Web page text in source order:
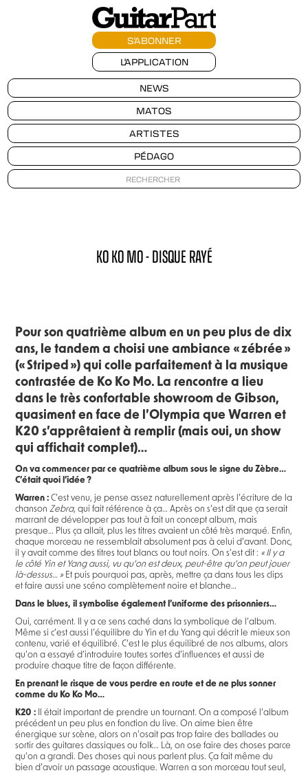
S'ABONNER
L'APPLICATION
NEWS
MATOS
ARTISTES
PÉDAGO
KO KO MO - DISQUE RAYÉ
Pour son quatrième album en un peu plus de dix
ans, le tandem a choisi une ambiance « zébrée »
(« Striped ») qui colle parfaitement à la musique
contrastée de Ko Ko Mo. La rencontre a lieu
dans le très confortable showroom de Gibson,
quasiment en face de l’Olympia que Warren et
K20 s’apprêtaient à remplir (mais oui, un show
qui affichait complet)…
On va commencer par ce quatrième album sous le signe du Zèbre…
C’était quoi l’idée ?
Warren :C’est venu, je pense assez naturellement après l’écriture de la
chansonZebra, qui fait référence à ça… Après on s’est dit que ça serait
marrant de développer pas tout à fait un concept album, mais
presque… Plus ça allait, plus les titres avaient un côté très marqué. Enfin,
chaque morceau ne ressemblait absolument pas à celui d’avant. Donc,
il y avait comme des titres tout blancs ou tout noirs. On s’est dit : « Il y a
le côté Yin et Yang aussi, vu qu’on est deux, peut-être qu’on peut jouer
là-dessus… »Et puis pourquoi pas, après, mettre ça dans tous les clips
et faire aussi une scéno complètement noire et blanche…
Dans le blues, il symbolise également l’uniforme des prisonniers…
Oui, carrément. Il y a ce sens caché dans la symbolique de l’album.
Même si c’est aussi l’équilibre du Yin et du Yang qui décrit le mieux son
contenu, varié et équilibré. C’est le plus équilibré de nos albums, alors
qu’on a essayé d’introduire toutes sortes d’influences et aussi de
produire chaque titre de façon différente.
En prenant le risque de vous perdre en route et de ne plus sonner
comme du Ko Ko Mo…
K20 :
Il était important de prendre un tournant. On a composé l’album
précédent un peu plus en fonction du live. On aime bien être
énergique sur scène, alors on n’osait pas trop faire des ballades ou
sortir des guitares classiques ou folk… Là, on ose faire des choses parce
qu’on a grandi. Des choses qui nous parlent plus. Ça fait même du
bien d’avoir un passage acoustique. Warren a son morceau tout seul,